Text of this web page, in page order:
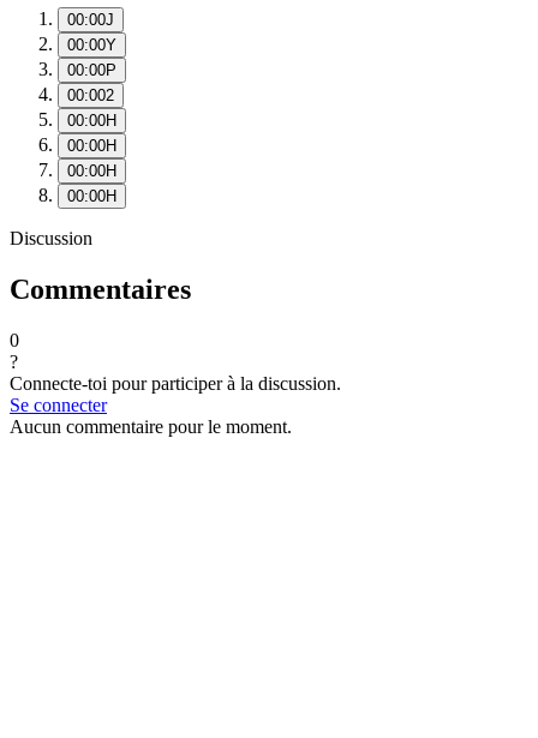
00:00J
00:00Y
00:00P
00:002
00:00H
00:00H
00:00H
00:00H
Discussion
Commentaires
0
?
Connecte-toi pour participer à la discussion.
Se connecter
Aucun commentaire pour le moment.